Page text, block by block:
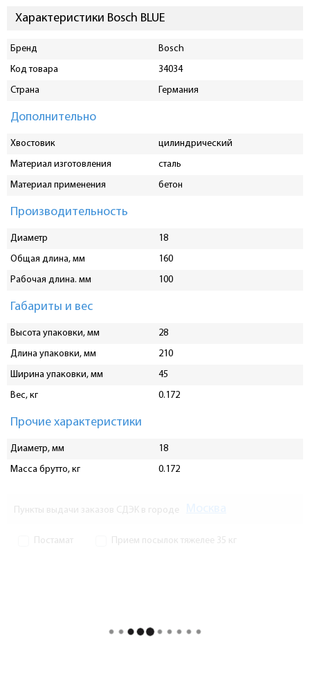
Характеристики Bosch BLUE
Бренд
Bosch
Код товара
34034
Страна
Германия
Дополнительно
Хвостовик
цилиндрический
Материал изготовления
сталь
Материал применения
бетон
Производительность
Диаметр
18
Общая длина, мм
160
Рабочая длина. мм
100
Габариты и вес
Высота упаковки, мм
28
Длина упаковки, мм
210
Ширина упаковки, мм
45
Вес, кг
0.172
Прочие характеристики
Диаметр, мм
18
Масса брутто, кг
0.172
Пункты выдачи заказов СДЭК в городе
Постамат Прием посылок тяжелее 35 кг